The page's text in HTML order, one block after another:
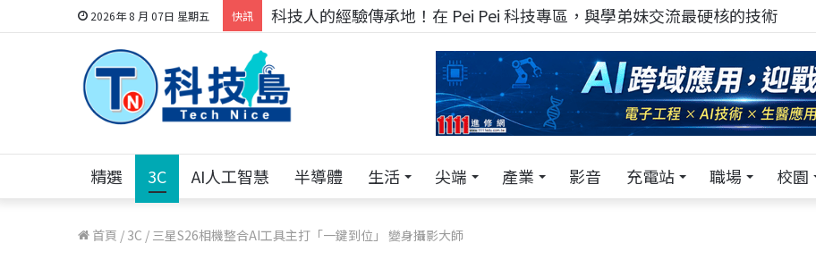
2026年 8 月 07日 星期五 快訊 科技人的經驗傳承地！在 Pei Pei 科技專區，與學弟妹交流最硬核的技術
精選 3C AI人工智慧 半導體 生活 尖端 產業 影音 充電站 職場 校園
首頁 / 3C / 三星S26相機整合AI工具主打「一鍵到位」 變身攝影大師